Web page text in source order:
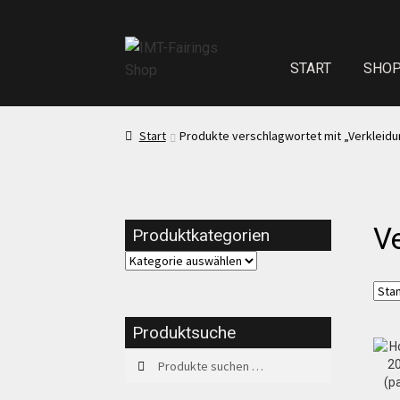
START SHOP
Sitzpolster
Start Produkte verschlagwortet mit
Produktkategorien
Produktsuche
nach:
Suchen